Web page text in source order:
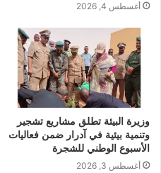
أغسطس 4, 2026
وزيرة البيئة تطلق مشاريع تشجير
وتنمية بيئية في آدرار ضمن فعاليات
الأسبوع الوطني للشجرة
أغسطس 3, 2026